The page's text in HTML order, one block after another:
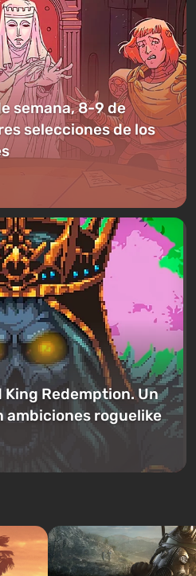
semana, 8-9 de
selecciones de los
Redemption. Un
ambiciones roguelike